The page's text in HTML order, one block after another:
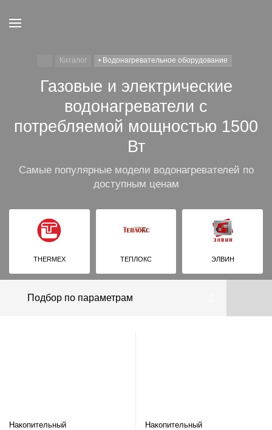
Каталог • Водонагревательное оборудование
Газовые и электрические
водонагреватели с
потребляемой мощностью 1500
Вт
Самые популярные модели водонагревателей по
доступным ценам
THERMEX ТЕПЛОКС ЭЛВИН
Подбор по параметрам
Накопительный
Накопительный